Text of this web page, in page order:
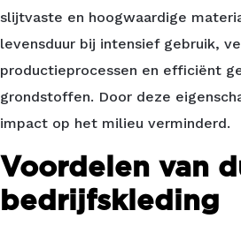
slijtvaste en hoogwaardige
levensduur bij intensief gebruik,
productieprocessen en efficiënt
grondstoffen. Door deze
impact op het milieu verminderd.
Voordelen van
bedrijfskleding